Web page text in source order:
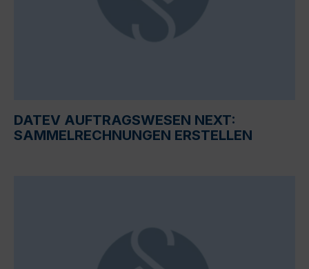
DATEV AUFTRAGSWESEN NEXT:
SAMMELRECHNUNGEN ERSTELLEN